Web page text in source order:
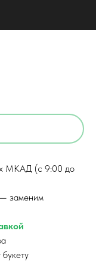
МКАД (с 9:00 до
— заменим